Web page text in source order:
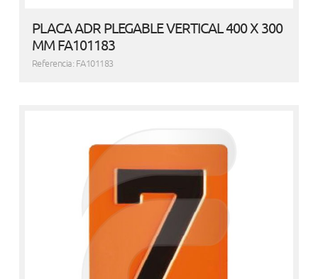
PLACA ADR PLEGABLE VERTICAL 400 X 300
MM FA101183
Referencia: FA101183